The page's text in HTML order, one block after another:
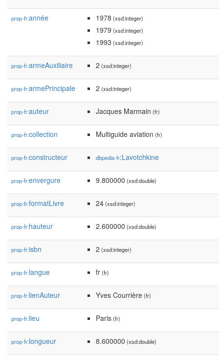
prop-fr:année 1978 (xsd:integer)
1979 (xsd:integer)
1993 (xsd:integer)
prop-fr:armeAuxiliaire 2 (xsd:integer)
prop-fr:armePrincipale 2 (xsd:integer)
prop-fr:auteur Jacques Marmain (fr)
prop-fr:collection Multiguide aviation (fr)
prop-fr:constructeur dbpedia-fr:Lavotchkine
prop-fr:envergure 9.800000 (xsd:double)
prop-fr:formatLivre 24(xsd:integer)
prop-fr:hauteur 2.600000 (xsd:double)
prop-fr:isbn 2 (xsd:integer)
prop-fr:langue fr(fr)
prop-fr:lienAuteur Yves Courrière(fr)
prop-fr:lieu Paris(fr)
prop-fr:longueur 8.600000 (xsd:double)